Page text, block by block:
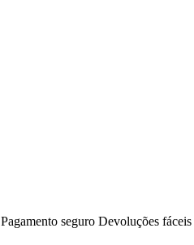
Pagamento seguro Devoluções fáceis